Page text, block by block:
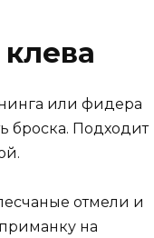
или фидера
броска. Подходит
отмели и
на